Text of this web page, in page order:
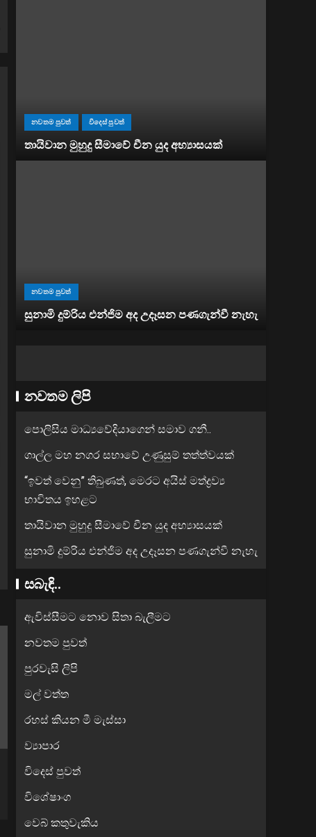
නවතම පුවත් විදෙස් පුවත්
තායිවාන මුහුදු සීමාවේ චීන යුද අභ්‍යාසයක්
නවතම පුවත්
සුනාමි දුම්රිය එන්ජිම අද උදෑසන පණගැන්වී නැහැ
නවතම ලිපි
පොලිසිය මාධ්‍යවේදියාගෙන් සමාව ගනී..
ගාල්ල මහ නගර සභාවේ උණුසුම් තත්ත්වයක්
“ඉවත් වෙනු” තිබුණත්, මෙරට අයිස් මත්ද්‍රව්‍ය
භාවිතය ඉහළට
තායිවාන මුහුදු සීමාවේ චීන යුද අභ්‍යාසයක්
සුනාමි දුම්රිය එන්ජිම අද උදෑසන පණගැන්වී නැහැ
සබැඳි..
ඇවිස්සීමට නොව සිතා බැලීමට
නවතම පුවත්
පුරවැසි ලිපි
මල් වත්ත
රහස් කියන මී මැස්සා
ව්‍යාපාර
විදෙස් පුවත්
විශේෂාංග
වෙබ් කතුවැකිය